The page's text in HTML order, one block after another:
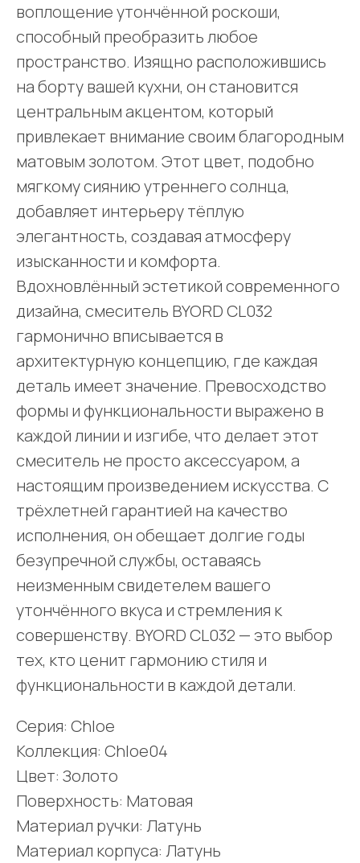
воплощение утончённой роскоши,
способный преобразить любое
пространство. Изящно расположившись
на борту вашей кухни, он становится
центральным акцентом, который
привлекает внимание своим благородным
матовым золотом. Этот цвет, подобно
мягкому сиянию утреннего солнца,
добавляет интерьеру тёплую
элегантность, создавая атмосферу
изысканности и комфорта.
Вдохновлённый эстетикой современного
дизайна, смеситель BYORD CL032
гармонично вписывается в
архитектурную концепцию, где каждая
деталь имеет значение. Превосходство
формы и функциональности выражено в
каждой линии и изгибе, что делает этот
смеситель не просто аксессуаром, а
настоящим произведением искусства. С
трёхлетней гарантией на качество
исполнения, он обещает долгие годы
безупречной службы, оставаясь
неизменным свидетелем вашего
утончённого вкуса и стремления к
совершенству. BYORD CL032 — это выбор
тех, кто ценит гармонию стиля и
функциональности в каждой детали.
Серия: Chloe
Коллекция: Chloe04
Цвет: Золото
Поверхность: Матовая
Материал ручки: Латунь
Материал корпуса: Латунь